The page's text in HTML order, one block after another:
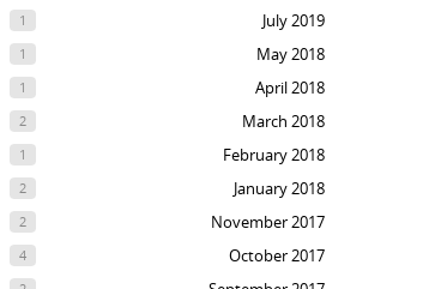
July 2019
1
May 2018
1
April 2018
1
March 2018
2
February 2018
1
January 2018
2
November 2017
2
October 2017
4